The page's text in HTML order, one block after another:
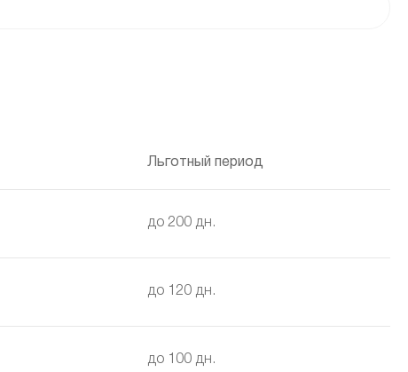
Льготный период
до 200 дн.
до 120 дн.
до 100 дн.